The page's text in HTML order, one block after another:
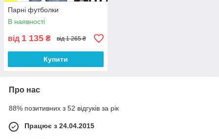
Парні футболки
В наявності
від 1 135 ₴ від 1 265 ₴
Купити
Про нас
88% позитивних з 52 відгуків за рік
Працює з 24.04.2015